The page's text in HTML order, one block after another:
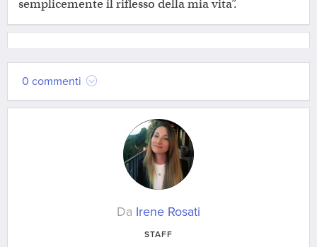
semplicemente il riflesso della mia vita”.
0 commenti
Da Irene Rosati
STAFF